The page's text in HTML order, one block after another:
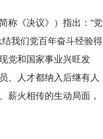
《决议》）指出：“党
我们党百年奋斗经验得
党和国家事业兴旺发
、人才都纳入后继有人
薪火相传的生动局面，